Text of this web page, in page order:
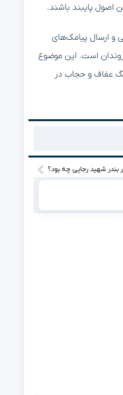
اصول پایبند باشند.
و ارسال پیامک‌های
است. این موضوع
عفاف و حجاب در
بندر شهید رجایی چه بود؟